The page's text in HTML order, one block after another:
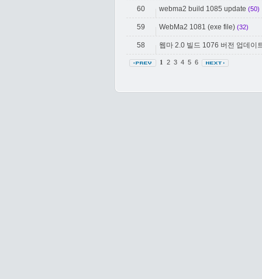
60 webma2 build 1085 update (50)
59 WebMa2 1081 (exe file) (32)
58 웹마 2.0 빌드 1076 버전 업데이
1 2 3 4 5 6